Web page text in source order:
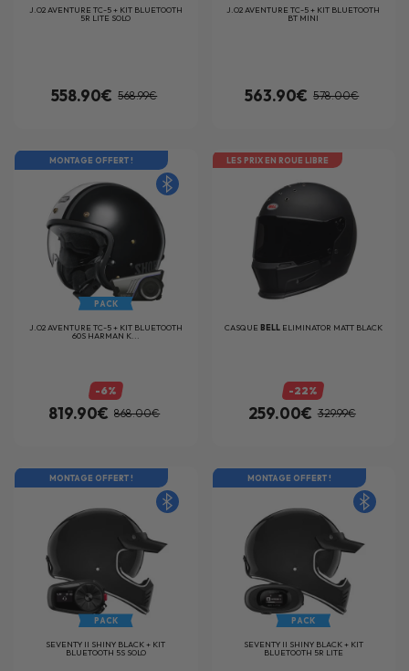
J.O2 AVENTURE TC-5 + KIT BLUETOOTH
5R LITE SOLO
558.90€ 568.99€
J.O2 AVENTURE TC-5 + KIT BLUETOOTH
BT MINI
563.90€ 578.00€
MONTAGE OFFERT !
PACK
J.O2 AVENTURE TC-5 + KIT BLUETOOTH
60S HARMAN K...
-6%
819.90€ 868.00€
LES PRIX EN ROUE LIBRE
CASQUE BELL ELIMINATOR MATT BLACK
-22%
259.00€ 329.99€
MONTAGE OFFERT !
PACK
SEVENTY II SHINY BLACK + KIT
BLUETOOTH 5S SOLO
MONTAGE OFFERT !
PACK
SEVENTY II SHINY BLACK + KIT
BLUETOOTH 5R LITE